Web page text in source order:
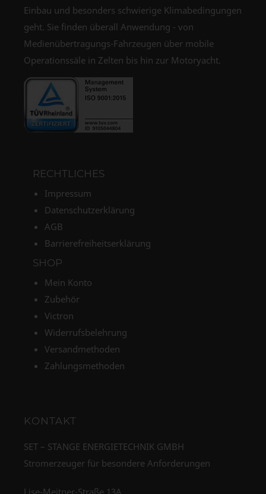
Einbau und besonders schwierige Klimabedingungen
geht. Sie finden überall Anwendung - von
Medienübertragungs-Fahrzeugen über mobile
Operationssäle in Zelten bis hin zur Motoryacht.
RECHTLICHES
Impressum
Datenschutzerklärung
AGB
Barrierefreiheitserklärung
SHOP
Mein Konto
Zubehör
Victron
Widerrufsbelehrung
Versandmethoden
Zahlungsmethoden
KONTAKT
SET – STANGE ENERGIETECHNIK GMBH
Stromerzeuger für besondere Anforderungen
Lise-Meitner-Straße 13A